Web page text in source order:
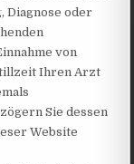
Diagnose oder
von
Ihren Arzt
Sie dessen
Website